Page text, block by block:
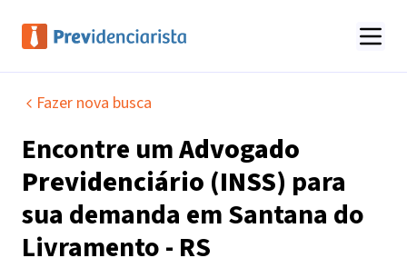
Fazer nova busca
Encontre umAdvogado
Previdenciário (INSS) para
sua demanda emSantana do
Livramento - RS